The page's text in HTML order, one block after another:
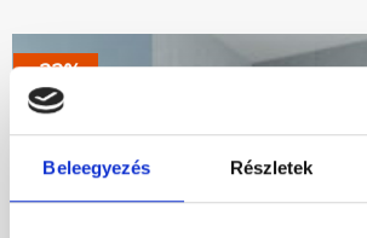
Beleegyezés Részletek
was:
414
is:
-22%